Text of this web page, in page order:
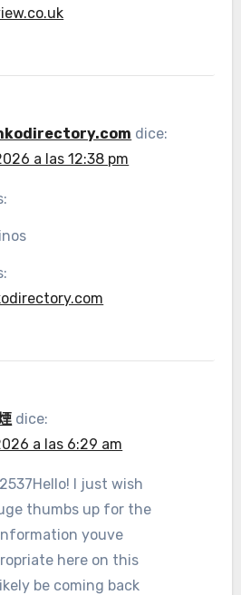
dice:
a las 12:38 pm
dice:
a las 6:29 am
I just wish
thumbs up for the
youve
here on this
be coming back